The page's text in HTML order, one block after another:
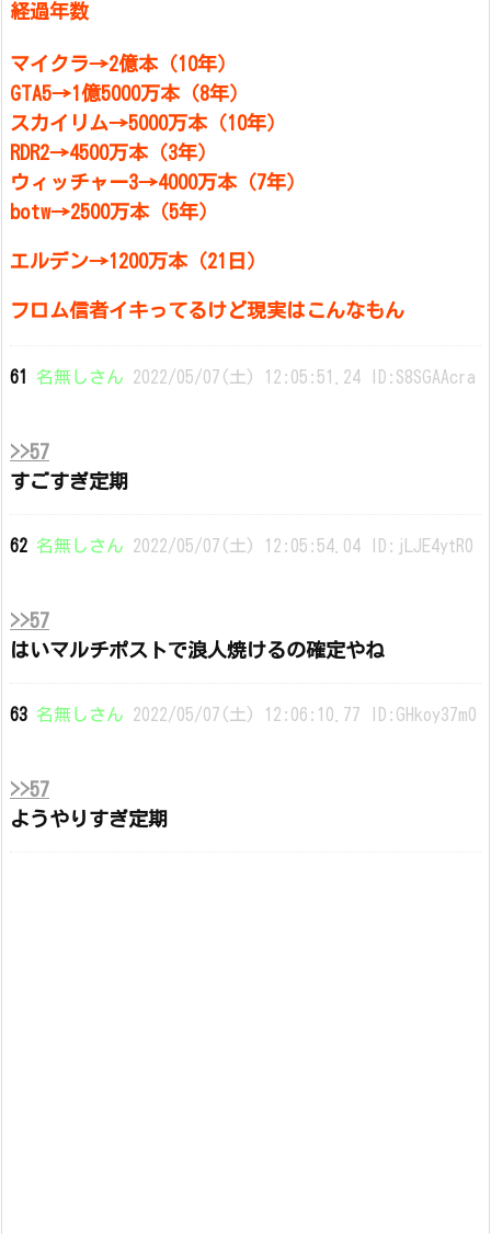
経過年数
マイクラ→2億本（10年）
GTA5→1億5000万本（8年）
スカイリム→5000万本（10年）
RDR2→4500万本（3年）
ウィッチャー3→4000万本（7年）
botw→2500万本（5年）
エルデン→1200万本（21日）
フロム信者イキってるけど現実はこんなもん
61 名無しさん 2022/05/07(土) 12:05:51.24 ID:S8SGAAcra
>>57
すごすぎ定期
62 名無しさん 2022/05/07(土) 12:05:54.04 ID:jLJE4ytR0
>>57
はいマルチポストで浪人焼けるの確定やね
63 名無しさん 2022/05/07(土) 12:06:10.77 ID:GHkoy37m0
>>57
ようやりすぎ定期